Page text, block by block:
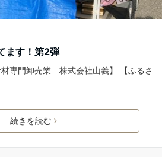
ます！第2弾
専門卸売業 株式会社山義】 【ふるさ
続きを読む